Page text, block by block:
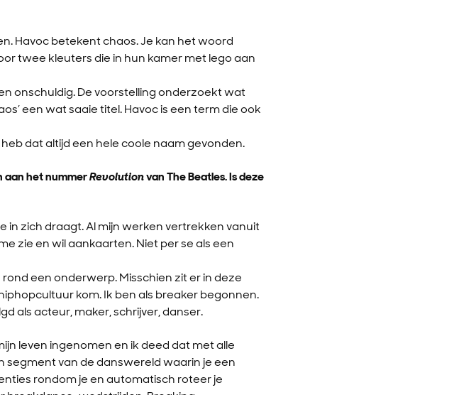
Havoc betekent chaos. Je kan het woord
twee kleuters die in hun kamer met lego aan
onschuldig. De voorstelling onderzoekt wat
een wat saaie titel. Havoc is een term die ook
dat altijd een hele coole naam gevonden.
aan het nummerRevolutionvan The Beatles. Is deze
in zich draagt. Al mijn werken vertrekken vanuit
zie en wil aankaarten. Niet per se als een
een onderwerp. Misschien zit er in deze
kom. Ik ben als breaker begonnen.
als acteur, maker, schrijver, danser.
leven ingenomen en ik deed dat met alle
segment van de danswereld waarin je een
rondom je en automatisch roteer je